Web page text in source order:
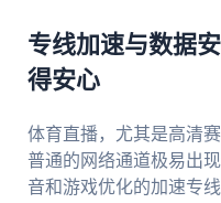
专线加速与数据
得安心
体育直播，尤其是高清
普通的网络通道极易出
音和游戏优化的加速专